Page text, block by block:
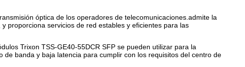
óptica de los operadores de telecomunicaciones.admite la
proporciona servicios de red estables y eficientes para las
Trixon TSS-GE40-55DCR SFP se pueden utilizar para la
banda y baja latencia para cumplir con los requisitos del centro de